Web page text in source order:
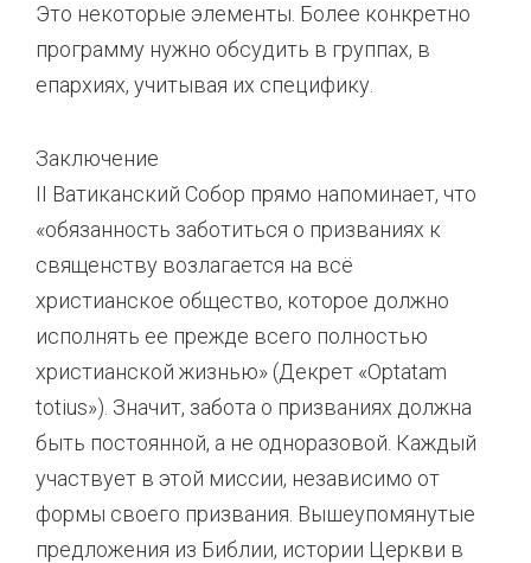
Это некоторые элементы. Более конкретно
программу нужно обсудить в группах, в
епархиях, учитывая их специфику.
Заключение
II Ватиканский Собор прямо напоминает, что
«обязанность заботиться о призваниях к
священству возлагается на всё
христианское общество, которое должно
исполнять ее прежде всего полностью
христианской жизнью» (Декрет «Optatam
totius»). Значит, забота о призваниях должна
быть постоянной, а не одноразовой. Каждый
участвует в этой миссии, независимо от
формы своего призвания. Вышеупомянутые
предложения из Библии, истории Церкви в